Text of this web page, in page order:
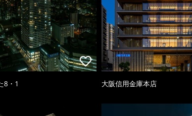
8・1 大阪信用金庫本店